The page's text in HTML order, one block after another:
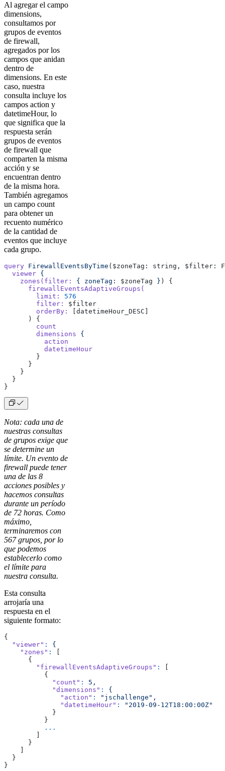
Al agregar el campo
dimensions,
consultamos por
grupos de eventos
de firewall,
agregados por los
campos que anidan
dentro de
dimensions. En este
caso, nuestra
consulta incluye los
campos action y
datetimeHour, lo
que significa que la
respuesta serán
grupos de eventos
de firewall que
comparten la misma
acción y se
encuentran dentro
de la misma hora.
También agregamos
un campo count
para obtener un
recuento numérico
de la cantidad de
eventos que incluye
cada grupo.
query FirewallEventsByTime ($zoneTag: string, $filter:
  viewer
{
    zones(filter:
{ zoneTag: $zoneTag } ) {
      firewallEventsAdaptiveGroups(
        limit:
576
        filter:
$filter
        orderBy:
[datetimeHour_DESC]
      ) {
        count
        dimensions
{
          action
          datetimeHour
        }
      }
    }
  }
}
Nota: cada una de
nuestras consultas
de grupos exige que
se determine un
límite. Un evento de
firewall puede tener
una de las 8
acciones posibles y
hacemos consultas
durante un período
de 72 horas. Como
máximo,
terminaremos con
567 grupos, por lo
que podemos
establecerlo como
el límite para
nuestra consulta.
Esta consulta
arrojaría una
respuesta en el
siguiente formato:
{
  "viewer"
:
{
    "zones"
:
      {
        "firewallEventsAdaptiveGroups"
:
          {
            "count"
:
5,
            "dimensions"
:
{
              "action"
:
"jschallenge",
              "datetimeHour"
:
"2019-09-12T18:00:00Z"
            }
          }
          ...
      }
  }
}